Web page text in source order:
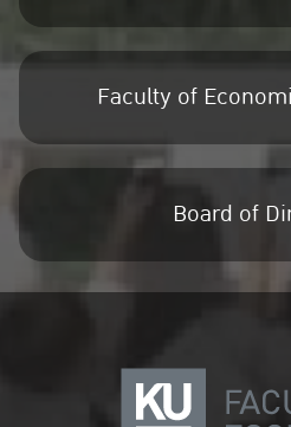
Faculty of
Board of